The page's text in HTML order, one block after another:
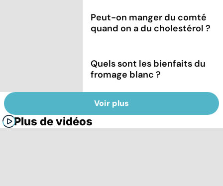
Peut-on manger du comté
quand on a du cholestérol ?
Quels sont les bienfaits du
fromage blanc ?
Voir plus
Plus de vidéos